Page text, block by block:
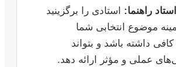
راهنما: استادی را برگزینید
موضوع انتخابی شما
داشته باشد و بتواند
عملی و مؤثر ارائه دهد.